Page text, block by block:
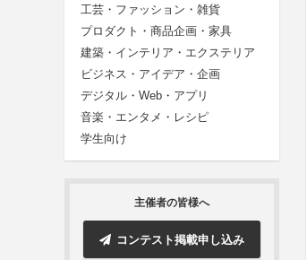
工芸・ファッション・雑貨
プロダクト・商品企画・家具
建築・インテリア・エクステリア
ビジネス・アイデア・企画
デジタル・Web・アプリ
音楽・エンタメ・レシピ
学生向け
主催者の皆様へ
コンテスト掲載申し込み